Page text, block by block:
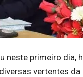
neste primeiro
vertentes